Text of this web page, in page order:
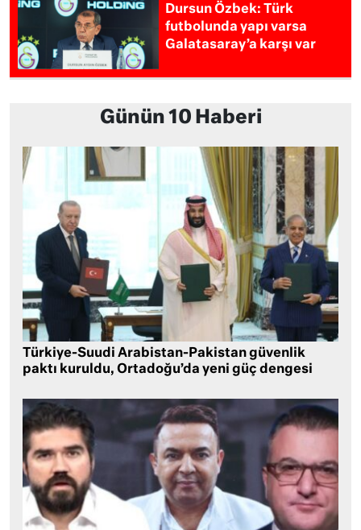
Dursun Özbek: Türk
futbolunda yapı varsa
Galatasaray’a karşı var
Günün 10 Haberi
Türkiye-Suudi Arabistan-Pakistan güvenlik
paktı kuruldu, Ortadoğu’da yeni güç dengesi